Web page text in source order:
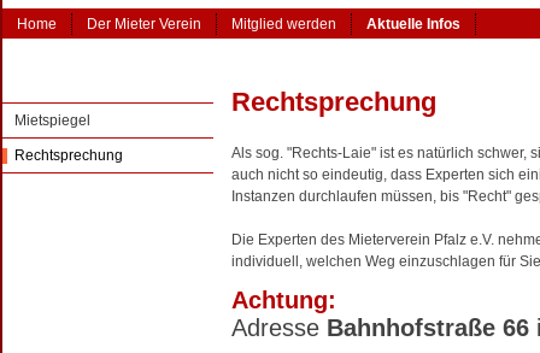
Home Der Mieter Verein Mitglied werden Aktuelle Infos
Mietspiegel
Rechtsprechung
Rechtsprechung
Als sog. "Rechts-Laie" ist es natürlich schwer,
auch nicht so eindeutig, dass Experten sich
Instanzen durchlaufen müssen, bis "Recht"
Die Experten des Mieterverein Pfalz e.V.
individuell, welchen Weg einzuschlagen für
Achtung:
Adresse Bahnhofstraße 66